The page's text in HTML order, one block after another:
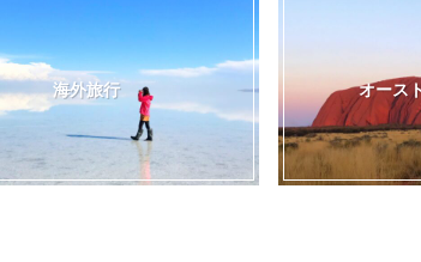
海外旅行 オース